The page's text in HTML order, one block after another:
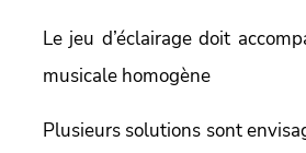
Le jeu d’éclairage doit
musicale homogène
Plusieurs solutions sont